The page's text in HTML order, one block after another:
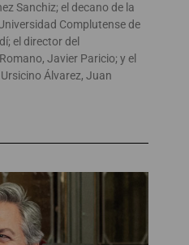
Sanchiz; el decano de la
Complutense de
el director del
Javier Paricio; y el
Álvarez, Juan